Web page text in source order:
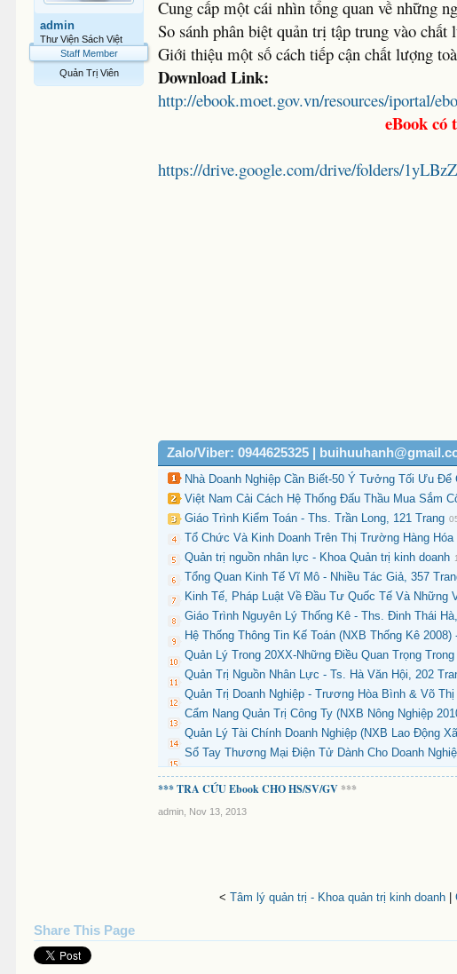
admin
Thư Viện Sách Việt
Staff Member
Quản Trị Viên
Cung cấp một cái nhìn tổng quan về những
So sánh phân biệt quản trị tập trung vào
Giới thiệu một số cách tiếp cận chất lượng
Download Link:
http://ebook.moet.gov.vn/resources/iportal/
eBook có
https://drive.google.com/drive/folders/
Zalo/Viber: 0944625325 |
Nhà Doanh Nghiệp Cần Biết-50 Ý Tưởng Tối Ưu
Việt Nam Cải Cách Hệ Thống Đấu Thầu Mua Sắm
Giáo Trình Kiểm Toán - Ths. Trần Long, 121 Trang
Tổ Chức Và Kinh Doanh Trên Thị Trường Hàng
Quản trị nguồn nhân lực - Khoa Quản trị kinh doanh
Tổng Quan Kinh Tế Vĩ Mô - Nhiều Tác Giả, 357
Kinh Tế, Pháp Luật Về Đầu Tư Quốc Tế Và
Giáo Trình Nguyên Lý Thống Kê - Ths. Đinh Thái
Hệ Thống Thông Tin Kế Toán (NXB Thống Kê
Quản Lý Trong 20XX-Những Điều Quan Trọng
Quản Trị Nguồn Nhân Lực - Ts. Hà Văn Hội, 202
Quản Trị Doanh Nghiệp - Trương Hòa Bình & Võ
Cẩm Nang Quản Trị Công Ty (NXB Nông Nghiệp
Quản Lý Tài Chính Doanh Nghiệp (NXB Lao Động
Sổ Tay Thương Mại Điện Tử Dành Cho Doanh
*** TRA CỨU Ebook CHO HS/SV/GV ***
admin Nov 13, 2013
< Tâm lý quản trị - Khoa quản trị kinh doanh
Share This Page